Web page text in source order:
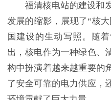
福清核电站的建设和
发展的缩影，展现了“核
国建设的生动写照。随
出，核电作为一种绿色、
构中扮演着越来越重要的
了安全可靠的电力供应，